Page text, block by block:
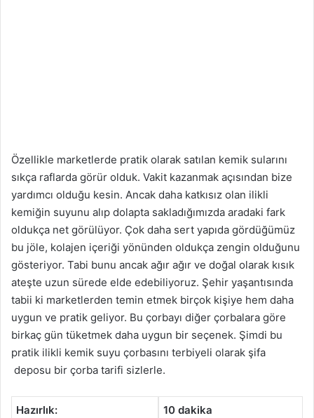
Özellikle marketlerde pratik olarak satılan kemik sularını
sıkça raflarda görür olduk. Vakit kazanmak açısından bize
yardımcı olduğu kesin. Ancak daha katkısız olan ilikli
kemiğin suyunu alıp dolapta sakladığımızda aradaki fark
oldukça net görülüyor. Çok daha sert yapıda gördüğümüz
bu jöle, kolajen içeriği yönünden oldukça zengin olduğunu
gösteriyor. Tabi bunu ancak ağır ağır ve doğal olarak kısık
ateşte uzun sürede elde edebiliyoruz. Şehir yaşantısında
tabii ki marketlerden temin etmek birçok kişiye hem daha
uygun ve pratik geliyor. Bu çorbayı diğer çorbalara göre
birkaç gün tüketmek daha uygun bir seçenek. Şimdi bu
pratik ilikli kemik suyu çorbasını terbiyeli olarak şifa
deposu bir çorba tarifi sizlerle.
Hazırlık: 10 dakika